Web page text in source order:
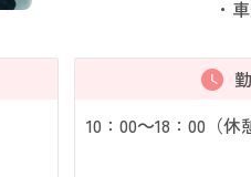
・
10：00～18：00（休